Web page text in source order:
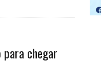
chegar